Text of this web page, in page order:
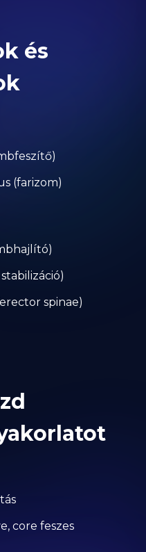
és
(farizom)
spinae)
core feszes